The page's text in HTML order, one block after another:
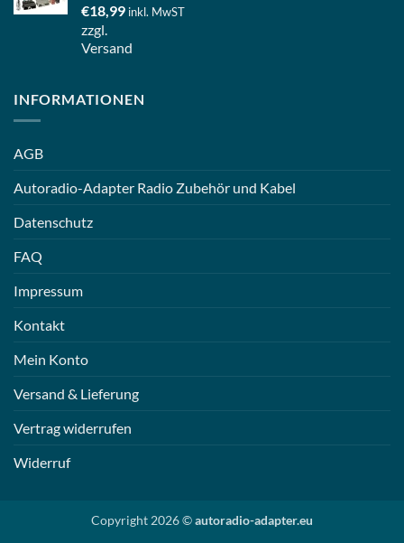
€18,99 inkl. MwST
zzgl.
Versand
INFORMATIONEN
AGB
Autoradio-Adapter Radio Zubehör und Kabel
Datenschutz
FAQ
Impressum
Kontakt
Mein Konto
Versand & Lieferung
Vertrag widerrufen
Widerruf
Copyright 2026 ©autoradio-adapter.eu